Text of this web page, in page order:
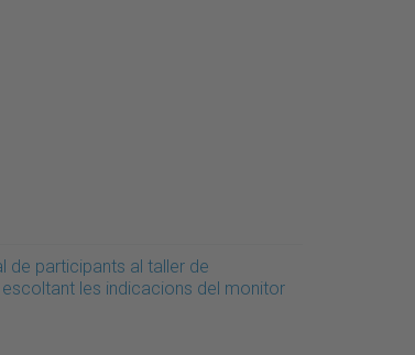
de participants al taller de
les indicacions del monitor